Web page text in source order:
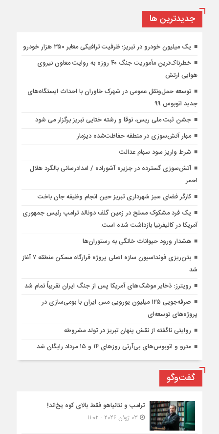
جديدترين ها
یک میلیون خودرو در تبریز؛ ظرفیت ترافیکی معابر ۳۵۰ هزار خودرو
خطرناک‌ترین مأموریت جنگ ۴۰ روزه به روایت معاون نیروی
هوایی ارتش
توسعه حمل‌ونقل عمومی در شهرک خاوران با احداث ایستگاه‌های
جدید اتوبوس ۹۹
جشن ثبت ملی ریس، نوقا و رشته ختایی تبریز برگزار می شود
مهار آتش‌سوزی در منطقه حفاظت‌شده دیزمار
شرط واریز سود سهام عدالت
آتش‌سوزی گسترده در جزیره آشوراده / امدادرسانی بالگرد هلال
احمر
کارگر فضای سبز شهرداری تبریز حین انجام وظیفه جان باخت
یک فرد مشکوک مسلح در زمین گلف دونالد ترامپ رئیس جمهوری
آمریکا در کالیفرنیا بازداشت شده است.
هشدار ورود حیوانات خانگی به رستوران‌ها
بتن‌ریزی فونداسیون سازه اصلی پروژه قرارگاه مسکن منطقه ۷ آغاز
شد
رویترز: ذخایر موشک‌های آمریکا پس از جنگ ایران تقریباً تمام شد
صرفه‌جویی ۱۲۵ میلیون یورویی مس ایران با بومی‌سازی در
پروژه‌های توسعه‌ای
روایتی ناگفته از نقش پنهان تبریز در تولد مشروطه
مترو و اتوبوس‌های بی‌آرتی روزهای ۱۴ و ۱۵ مرداد رایگان شد
گفت‌وگو
ترامپ و نتانیاهو فقط بالای کوه یخ‌اند!